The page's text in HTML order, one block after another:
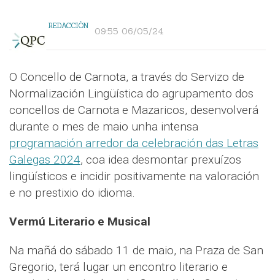
REDACCIÓN 09:55 06/05/24
O Concello de Carnota, a través do Servizo de
Normalización Lingüística do agrupamento dos
concellos de Carnota e Mazaricos, desenvolverá
durante o mes de maio unha intensa
programación arredor da celebración das Letras
Galegas 2024, coa idea desmontar prexuízos
lingüísticos e incidir positivamente na valoración
e no prestixio do idioma.
Vermú Literario e Musical
Na mañá do sábado 11 de maio, na Praza de San
Gregorio, terá lugar un encontro literario e